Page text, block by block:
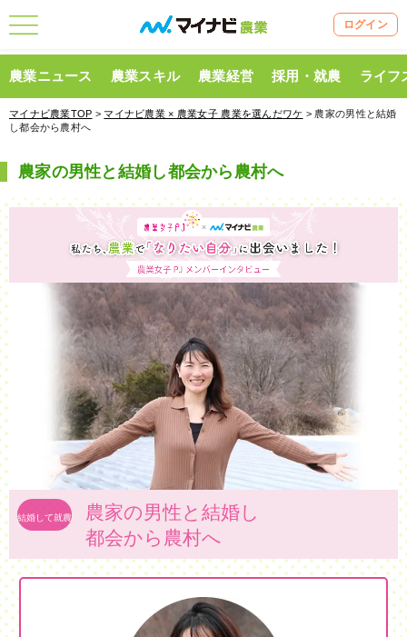
ログイン
農業ニュース 農業スキル 農業経営 採用・就農 ライフ
マイナビ農業TOP >マイナビ農業 × 農業女子 農業を選んだワケ > 農家の男性と結婚
し都会から農村へ
農家の男性と結婚し都会から農村へ
結婚して就農
農家の男性と結婚し
都会から農村へ